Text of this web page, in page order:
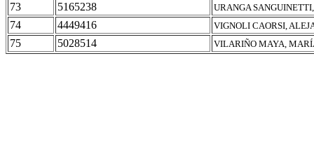
73 5165238 URANGA
74 4449416 VIGNOLI CAORSI,
75 5028514 VILARIÑO MAYA,